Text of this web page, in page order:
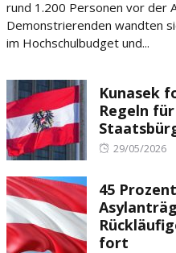
rund 1.200 Personen vor der
Demonstrierenden wandten
im Hochschulbudget und...
Kunasek
Regeln
Posted
29/05/2026
45
fort